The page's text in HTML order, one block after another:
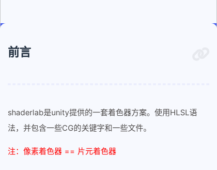
前言
shaderlab是unity提供的一套着色器方案。使用HLSL语
法，并包含一些CG的关键字和一些文件。
注：像素着色器 == 片元着色器